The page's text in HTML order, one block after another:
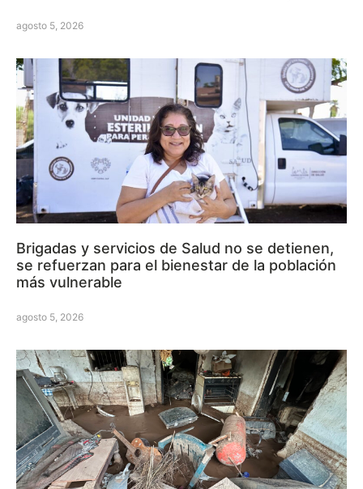
agosto 5, 2026
Brigadas y servicios de Salud no se detienen,
se refuerzan para el bienestar de la población
más vulnerable
agosto 5, 2026